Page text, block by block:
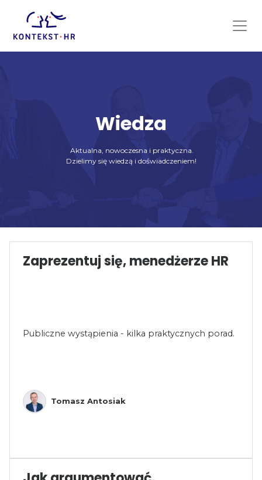
content
Wiedza
Aktualna, nowoczesna i praktyczna.
Dzielimy się wiedzą i doświadczeniem!
Zaprezentuj się, menedżerze HR
Publiczne wystąpienia - kilka praktycznych porad.
Tomasz Antosiak